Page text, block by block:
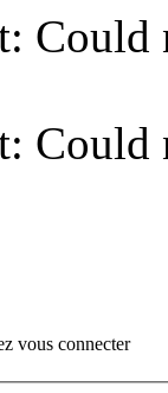
vous connecter